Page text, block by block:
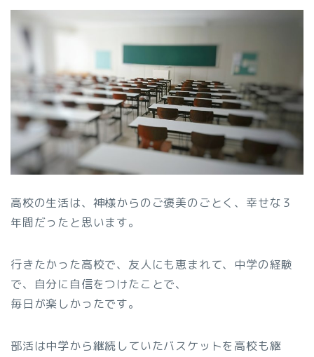
高校の生活は、神様からのご褒美のごとく、幸せな３
年間だったと思います。
行きたかった高校で、友人にも恵まれて、中学の経験
で、自分に自信をつけたことで、
毎日が楽しかったです。
部活は中学から継続していたバスケットを高校も継